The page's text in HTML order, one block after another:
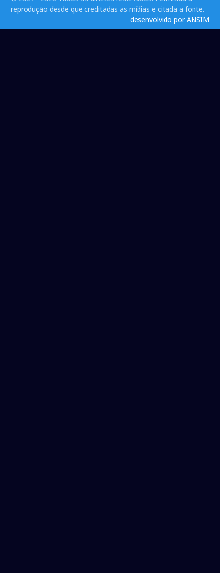
reprodução desde que creditadas as mídias e citada a fonte.
desenvolvido por ANSIM